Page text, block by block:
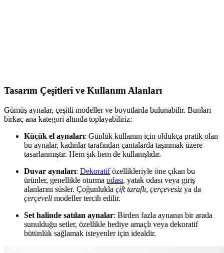
Tasarım Çeşitleri ve Kullanım Alanları
Gümüş aynalar, çeşitli modeller ve boyutlarda bulunabilir. Bunları
birkaç ana kategori altında toplayabiliriz:
Küçük el aynaları: Günlük kullanım için oldukça pratik olan
bu aynalar, kadınlar tarafından çantalarda taşınmak üzere
tasarlanmıştır. Hem şık hem de kullanışlıdır.
Duvar aynaları: Dekoratifözellikleriyle öne çıkan bu
ürünler, genellikle oturma odası, yatak odası veya giriş
alanlarını süsler. Çoğunlukla çift taraflı, çerçevesiz ya da
çerçeveli modeller tercih edilir.
Set halinde satılan aynalar: Birden fazla aynanın bir arada
sunulduğu setler, özellikle hediye amaçlı veya dekoratif
bütünlük sağlamak isteyenler için idealdir.